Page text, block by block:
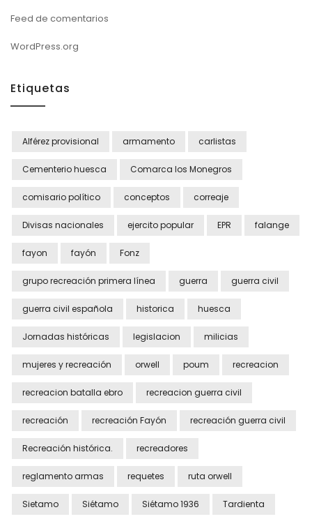
Feed de comentarios
WordPress.org
Etiquetas
Alférez provisional armamento carlistas
Cementerio huesca Comarca los Monegros
comisario político conceptos correaje
Divisas nacionales ejercito popular EPR falange
fayon fayón Fonz
grupo recreación primera línea guerra guerra civil
guerra civil española historica huesca
Jornadas históricas legislacion milicias
mujeres y recreación orwell poum recreacion
recreacion batalla ebro recreacion guerra civil
recreación recreación Fayón recreación guerra civil
Recreación histórica. recreadores
reglamento armas requetes ruta orwell
Sietamo Siétamo Siétamo 1936 Tardienta